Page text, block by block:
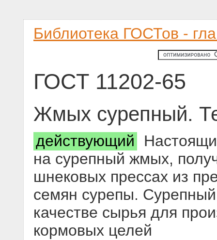
Библиотека ГОСТов -
ГОСТ 11202-65
Жмых сурепный.
действующий
на сурепный жмых,
шнековых прессах из
семян сурепы.
качестве сырья для
кормовых целей